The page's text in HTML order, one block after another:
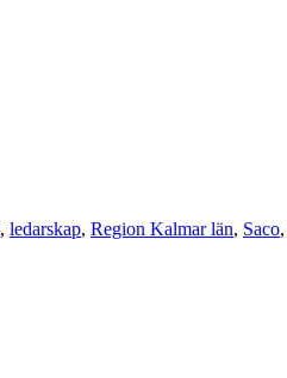
, ledarskap, Region Kalmar län, Saco,